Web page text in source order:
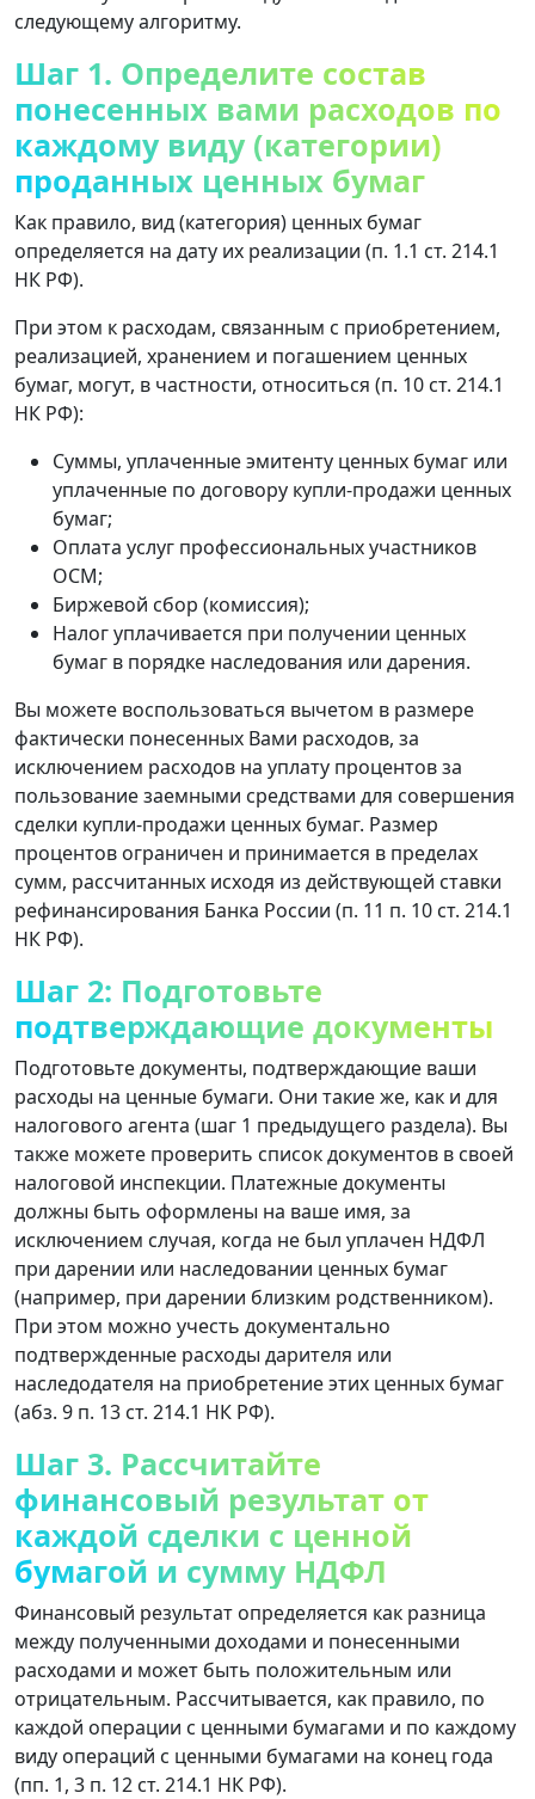
следующему алгоритму.
Шаг 1. Определите состав
понесенных вами расходов по
каждому виду (категории)
проданных ценных бумаг
Как правило, вид (категория) ценных бумаг
определяется на дату их реализации (п. 1.1 ст. 214.1
НК РФ).
При этом к расходам, связанным с приобретением,
реализацией, хранением и погашением ценных
бумаг, могут, в частности, относиться (п. 10 ст. 214.1
НК РФ):
Суммы, уплаченные эмитенту ценных бумаг или
уплаченные по договору купли-продажи ценных
бумаг;
Оплата услуг профессиональных участников
ОСМ;
Биржевой сбор (комиссия);
Налог уплачивается при получении ценных
бумаг в порядке наследования или дарения.
Вы можете воспользоваться вычетом в размере
фактически понесенных Вами расходов, за
исключением расходов на уплату процентов за
пользование заемными средствами для совершения
сделки купли-продажи ценных бумаг. Размер
процентов ограничен и принимается в пределах
сумм, рассчитанных исходя из действующей ставки
рефинансирования Банка России (п. 11 п. 10 ст. 214.1
НК РФ).
Шаг 2: Подготовьте
подтверждающие документы
Подготовьте документы, подтверждающие ваши
расходы на ценные бумаги. Они такие же, как и для
налогового агента (шаг 1 предыдущего раздела). Вы
также можете проверить список документов в своей
налоговой инспекции. Платежные документы
должны быть оформлены на ваше имя, за
исключением случая, когда не был уплачен НДФЛ
при дарении или наследовании ценных бумаг
(например, при дарении близким родственником).
При этом можно учесть документально
подтвержденные расходы дарителя или
наследодателя на приобретение этих ценных бумаг
(абз. 9 п. 13 ст. 214.1 НК РФ).
Шаг 3. Рассчитайте
финансовый результат от
каждой сделки с ценной
бумагой и сумму НДФЛ
Финансовый результат определяется как разница
между полученными доходами и понесенными
расходами и может быть положительным или
отрицательным. Рассчитывается, как правило, по
каждой операции с ценными бумагами и по каждому
виду операций с ценными бумагами на конец года
(пп. 1, 3 п. 12 ст. 214.1 НК РФ).